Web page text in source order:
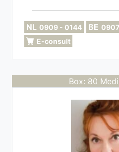
NL 0909 - 0144 BE
E-consult
Box: 80